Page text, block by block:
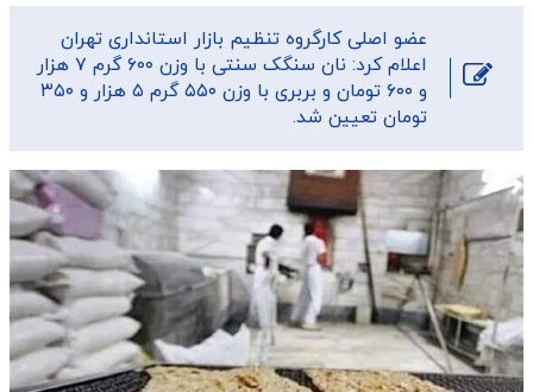
عضو اصلی کارگروه تنظیم بازار استانداری تهران
اعلام کرد: نان سنگک سنتی با وزن ۶۰۰ گرم ۷ هزار
و ۶۰۰ تومان و بربری با وزن ۵۵۰ گرم ۵ هزار و ۳۵۰
تومان تعیین شد.